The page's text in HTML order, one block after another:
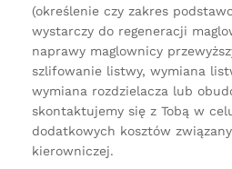
(określenie czy zakres
wystarczy do regeneracji
naprawy maglownicy
szlifowanie listwy, wymiana
wymiana rozdzielacza lub
skontaktujemy się z Tobą w
dodatkowych kosztów
kierowniczej.